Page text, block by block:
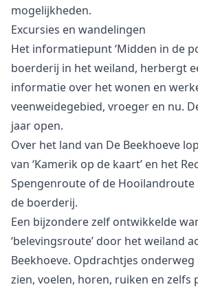
mogelijkheden.
Excursies en wandelingen
Het informatiepunt ‘Midden in de
boerderij in het weiland, herbergt
informatie over het wonen en
veenweidegebied, vroeger en nu.
jaar open.
Over het land van De Beekhoeve
van ‘Kamerik op de kaart’ en het
Spengenroute of de Hooilandroute
de boerderij.
Een bijzondere zelf ontwikkelde
‘belevingsroute’ door het weiland
Beekhoeve. Opdrachtjes
zien, voelen, horen, ruiken en zelfs